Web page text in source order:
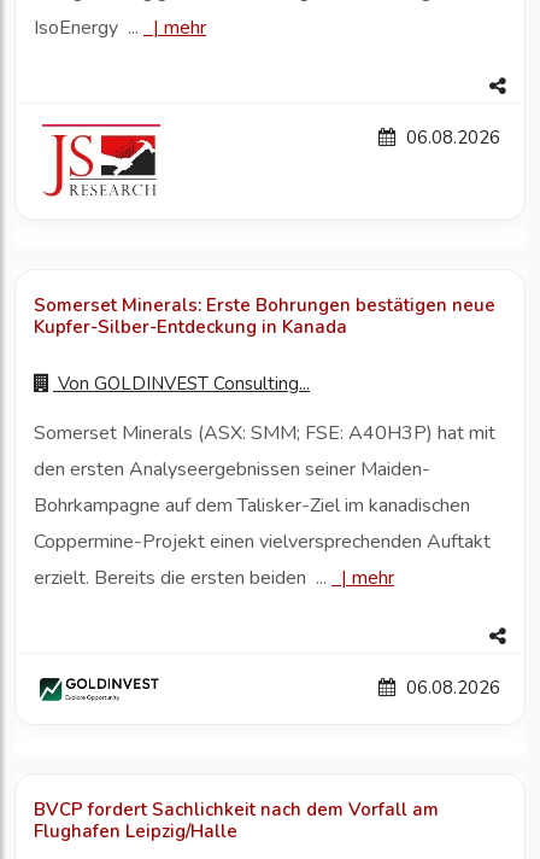
IsoEnergy ...
| mehr
06.08.2026
Somerset Minerals: Erste Bohrungen bestätigen neue
Kupfer-Silber-Entdeckung in Kanada
Von GOLDINVEST Consulting...
Somerset Minerals (ASX: SMM; FSE: A40H3P) hat mit
den ersten Analyseergebnissen seiner Maiden-
Bohrkampagne auf dem Talisker-Ziel im kanadischen
Coppermine-Projekt einen vielversprechenden Auftakt
erzielt. Bereits die ersten beiden ...
| mehr
06.08.2026
BVCP fordert Sachlichkeit nach dem Vorfall am
Flughafen Leipzig/Halle